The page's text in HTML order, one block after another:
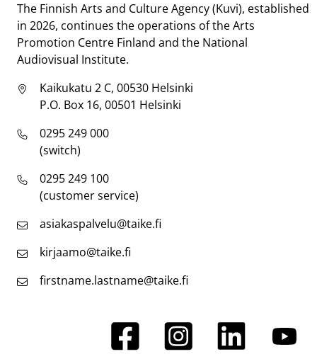
The Finnish Arts and Culture Agency (Kuvi), established
in 2026, continues the operations of the Arts
Promotion Centre Finland and the National
Audiovisual Institute.
Kaikukatu 2 C, 00530 Helsinki
P.O. Box 16, 00501 Helsinki
0295 249 000
(switch)
0295 249 100
(customer service)
asiakaspalvelu@taike.fi
kirjaamo@taike.fi
firstname.lastname@taike.fi